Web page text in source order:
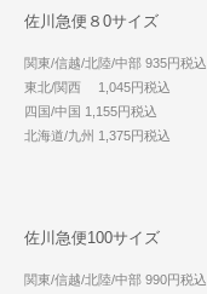
佐川急便８0サイズ
関東/信越/北陸/中部 935円税込
東北/関西 1,045円税込
四国/中国 1,155円税込
北海道/九州 1,375円税込
佐川急便100サイズ
関東/信越/北陸/中部 990円税込